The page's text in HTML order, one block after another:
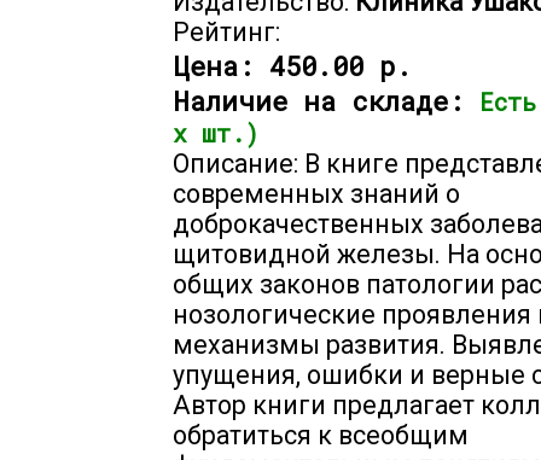
Рейтинг:
Цена: 450.00 р.
Наличие на складе:
х шт.)
Описание: В книге
современных знаний о
доброкачественных
щитовидной железы. На
общих законов патологии
нозологические проявления
механизмы развития.
упущения, ошибки и верные
Автор книги предлагает
обратиться к всеобщим